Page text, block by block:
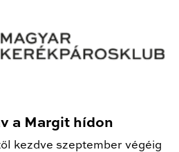
a Margit hídon
kezdve szeptember végéig